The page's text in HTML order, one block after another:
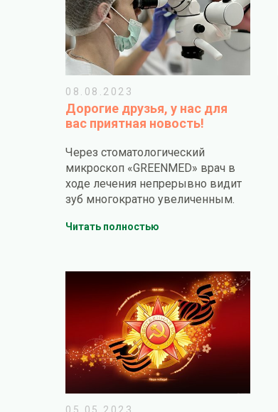
08.08.2023
Дорогие друзья, у нас для
вас приятная новость!
Через стоматологический
микроскоп «GREENMED» врач в
ходе лечения непрерывно видит
зуб многократно увеличенным.
Читать полностью
05.05.2023